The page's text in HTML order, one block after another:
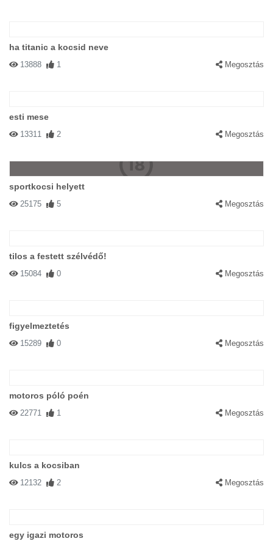
ha titanic a kocsid neve
13888 1 Megosztás
esti mese
13311 2 Megosztás
sportkocsi helyett
25175 5 Megosztás
tilos a festett szélvédő!
15084 0 Megosztás
figyelmeztetés
15289 0 Megosztás
motoros póló poén
22771 1 Megosztás
kulcs a kocsiban
12132 2 Megosztás
egy igazi motoros